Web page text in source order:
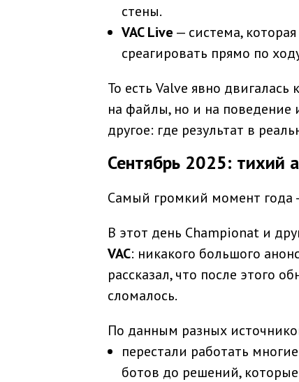
стены.
VAC Live — система,
среагировать прямо по
То есть Valve явно
на файлы, но и на поведение
другое: где результат в
Сентябрь 2025: тихий
Самый громкий момент года
В этот день Championat и
VAC: никакого большого
рассказал, что после этого
сломалось.
По данным разных
перестали работать
ботов до решений,